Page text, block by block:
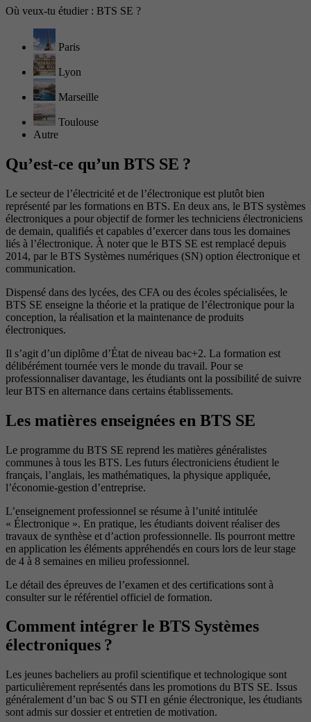
Où veux-tu étudier : BTS SE ?
Paris
Lyon
Marseille
Toulouse
Autre
Qu’est-ce qu’un BTS SE ?
Le secteur de l’électricité et de l’électronique est plutôt bien
représenté par les formations en BTS. En deux ans, le BTS systèmes
électroniques a pour objectif de former les techniciens électroniciens
de demain, qualifiés et capables d’exercer dans tous les domaines
liés à l’électronique. À noter que le BTS SE est remplacé depuis
2014, par le BTS Systèmes numériques (SN) option électronique et
communication.
Dispensé dans des lycées, des CFA ou des écoles spécialisées, le
BTS SE enseigne la théorie et la pratique de l’électronique pour la
conception, la réalisation et la maintenance de produits
électroniques.
Il s’agit d’un diplôme d’État de niveau bac+2. La formation est
délibérément tournée vers le monde du travail. Pour se
professionnaliser davantage, les étudiants ont la possibilité de suivre
leur BTS en alternance dans certains établissements.
Les matières enseignées en BTS SE
Le programme du BTS SE reprend les matières généralistes
communes à tous les BTS. Les futurs électroniciens étudient le
français, l’anglais, les mathématiques, la physique appliquée,
l’économie-gestion d’entreprise.
L’enseignement professionnel se résume à l’unité intitulée
« Électronique ». En pratique, les étudiants doivent réaliser des
travaux de synthèse et d’action professionnelle. Ils pourront mettre
en application les éléments appréhendés en cours lors de leur stage
de 4 à 8 semaines en milieu professionnel.
Le détail des épreuves de l’examen et des certifications sont à
consulter sur le référentiel officiel de formation.
Comment intégrer le BTS Systèmes
électroniques ?
Les jeunes bacheliers au profil scientifique et technologique sont
particulièrement représentés dans les promotions du BTS SE. Issus
généralement d’un bac S ou STI en génie électronique, les étudiants
sont admis sur dossier et entretien de motivation.